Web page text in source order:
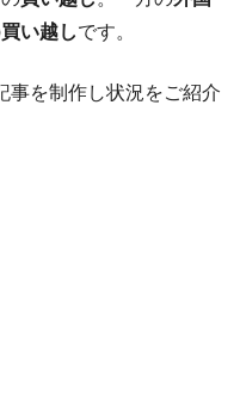
』株価暴落で200兆蒸
ブランドを通報しようキ
！
』ズブズブ沈む。
買い越しです。
事を制作し状況をご紹介